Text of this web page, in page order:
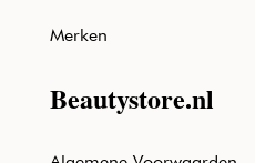
Merken
Beautystore.nl